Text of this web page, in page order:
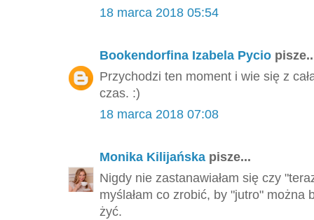
18 marca 2018 05:54
Bookendorfina Izabela Pycio
Przychodzi ten moment i wie się z
czas. :)
18 marca 2018 07:08
Monika Kilijańska pisze...
Nigdy nie zastanawiałam się czy
myślałam co zrobić, by "jutro" można
żyć.